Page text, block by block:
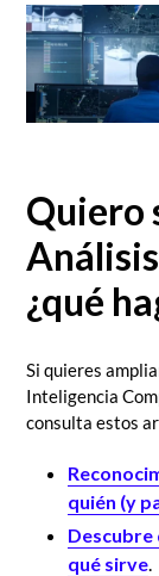
Quiero
¿qué
Si quieres
Inteligencia
consulta estos
quién (y
Descubre
qué sirve